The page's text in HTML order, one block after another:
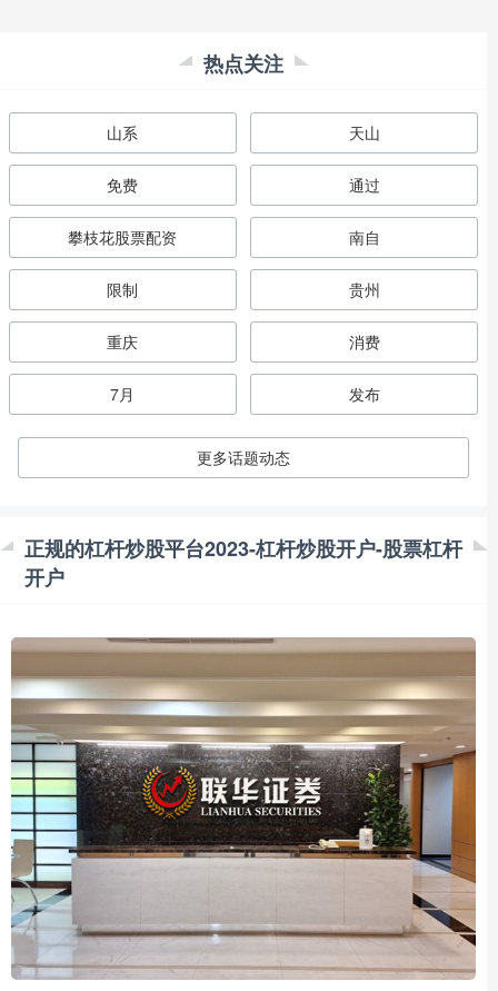
热点关注
山系 天山
免费 通过
攀枝花股票配资 南自
限制 贵州
重庆 消费
7月 发布
更多话题动态
正规的杠杆炒股平台2023-杠杆炒股开户-股票杠杆
开户